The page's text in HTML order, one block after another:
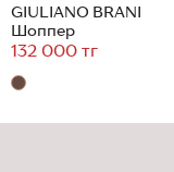
GIULIANO BRANI
Шоппер
132 000 тг